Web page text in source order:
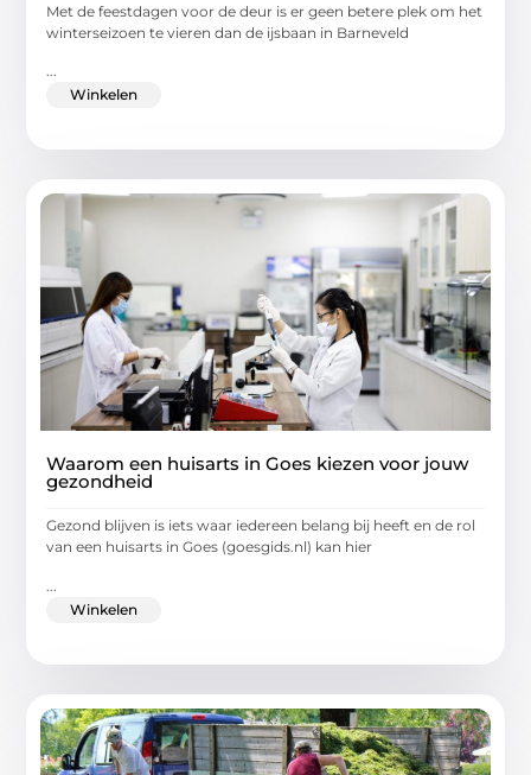
Met de feestdagen voor de deur is er geen betere plek om het
winterseizoen te vieren dan de ijsbaan in Barneveld
...
Winkelen
Waarom een huisarts in Goes kiezen voor jouw
gezondheid
Gezond blijven is iets waar iedereen belang bij heeft en de rol
van een huisarts in Goes (goesgids.nl) kan hier
Winkelen